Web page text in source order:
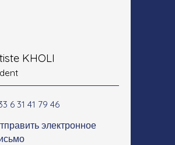
KHOLI
6 31 41 79 46
электронное